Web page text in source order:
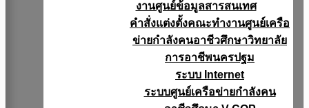
งานศูนย์ข้อมูลสารสนเทศ
คำสั่งแต่งตั้งคณะทำงานศูนย์เครือ
ข่ายกำลังคนอาชีวศึกษาวิทยาลัย
การอาชีพนครปฐม
ระบบ Internet
ระบบศูนย์เครือข่ายกำลังคน